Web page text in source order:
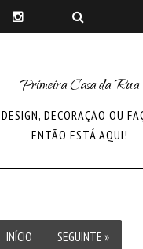
Primeira Casa da Rua
DECORAÇÃO OU
ENTÃO ESTÁ AQUI!
INÍCIO SEGUINTE »